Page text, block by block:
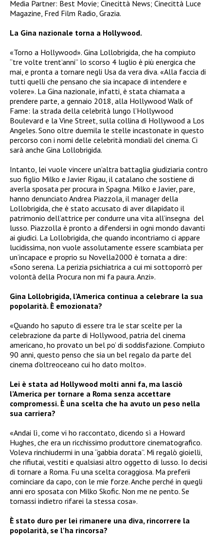
Media Partner: Best Movie; Cinecittà News; Cinecittà Luce
Magazine, Fred Film Radio, Grazia.
La Gina nazionale torna a Hollywood.
«Torno a Hollywood». Gina Lollobrigida, che ha compiuto
“tre volte trent’anni” lo scorso 4 luglio è più energica che
mai, e pronta a tornare negli Usa da vera diva. «Alla faccia di
tutti quelli che pensano che sia incapace di intendere e
volere». La Gina nazionale, infatti, è stata chiamata a
prendere parte, a gennaio 2018, alla Hollywood Walk of
Fame: la strada della celebrità lungo l’Hollywood
Boulevard e la Vine Street, sulla collina di Hollywood a Los
Angeles. Sono oltre duemila le stelle incastonate in questo
percorso con i nomi delle celebrità mondiali del cinema. Ci
sarà anche Gina Lollobrigida.
Intanto, lei vuole vincere un’altra battaglia giudiziaria contro
suo figlio Milko e Javier Rigau, il catalano che sostiene di
averla sposata per procura in Spagna. Milko e Javier, pare,
hanno denunciato Andrea Piazzola, il manager della
Lollobrigida, che è stato accusato di aver dilapidato il
patrimonio dell’attrice per condurre una vita all’insegna del
lusso. Piazzolla è pronto a difendersi in ogni mondo davanti
ai giudici. La Lollobrigida, che quando incontriamo ci appare
lucidissima, non vuole assolutamente essere scambiata per
un’incapace e proprio su Novella2000 è tornata a dire:
«Sono serena. La perizia psichiatrica a cui mi sottoporrò per
volontà della Procura non mi fa paura. Anzi».
Gina Lollobrigida, l’America continua a celebrare la sua
popolarità. È emozionata?
«Quando ho saputo di essere tra le star scelte per la
celebrazione da parte di Hollywood, patria del cinema
americano, ho provato un bel po’ di soddisfazione. Compiuto
90 anni, questo penso che sia un bel regalo da parte del
cinema d’oltreoceano cui ho dato molto».
Lei è stata ad Hollywood molti anni fa, ma lasciò
l’America per tornare a Roma senza accettare
compromessi. È una scelta che ha avuto un peso nella
sua carriera?
«Andai lì, come vi ho raccontato, dicendo sì a Howard
Hughes, che era un ricchissimo produttore cinematografico.
Voleva rinchiudermi in una “gabbia dorata”. Mi regalò gioielli,
che rifiutai, vestiti e qualsiasi altro oggetto di lusso. Io decisi
di tornare a Roma. Fu una scelta coraggiosa. Ma preferii
cominciare da capo, con le mie forze. Anche perché in quegli
anni ero sposata con Milko Skofic. Non me ne pento. Se
tornassi indietro rifarei la stessa cosa».
È stato duro per lei rimanere una diva, rincorrere la
popolarità, se l’ha rincorsa?